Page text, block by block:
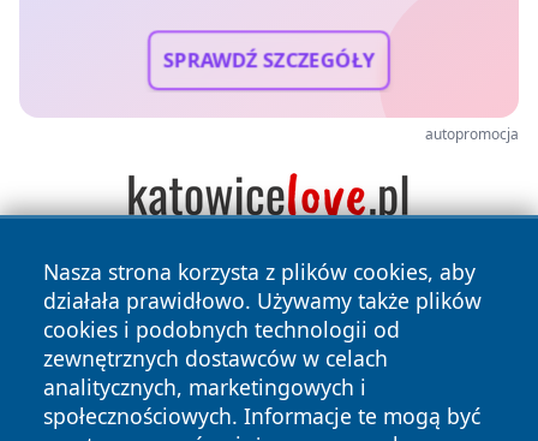
SPRAWDŹ SZCZEGÓŁY
autopromocja
Nasza strona korzysta z plików cookies, aby
działała prawidłowo. Używamy także plików
cookies i podobnych technologii od
zewnętrznych dostawców w celach
analitycznych, marketingowych i
społecznościowych. Informacje te mogą być
Copyright © 2026 24piaseczno.pl Wszystkie prawa